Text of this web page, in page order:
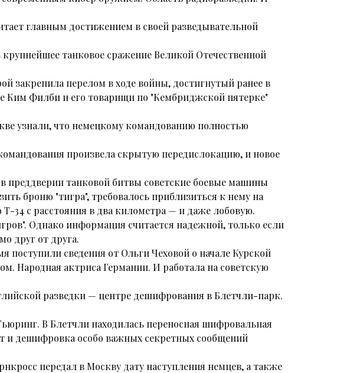
главным достижением в своей разведывательной
танковое сражение Великой Отечественной
закрепила перелом в ходе войны, достигнутый ранее в
Ким Филби и его товарищи по "Кембриджской пятерке"
узнали, что немецкому командованию полностью
произвела скрытую передислокацию, и новое
преддверии танковой битвы советские боевые машины
броню "тигра", требовалось приблизиться к нему на
34 с расстояния в два километра — и даже лобовую.
Однако информация считается надежной, только если
друг от друга.
поступили сведения от Ольги Чеховой о начале Курской
Народная актриса Германии. И работала на советскую
разведки — центре дешифрования в Блетчли-парк.
В Блетчли находилась переносная шифровальная
и дешифровка особо важных секретных сообщений
передал в Москву дату наступления немцев, а также